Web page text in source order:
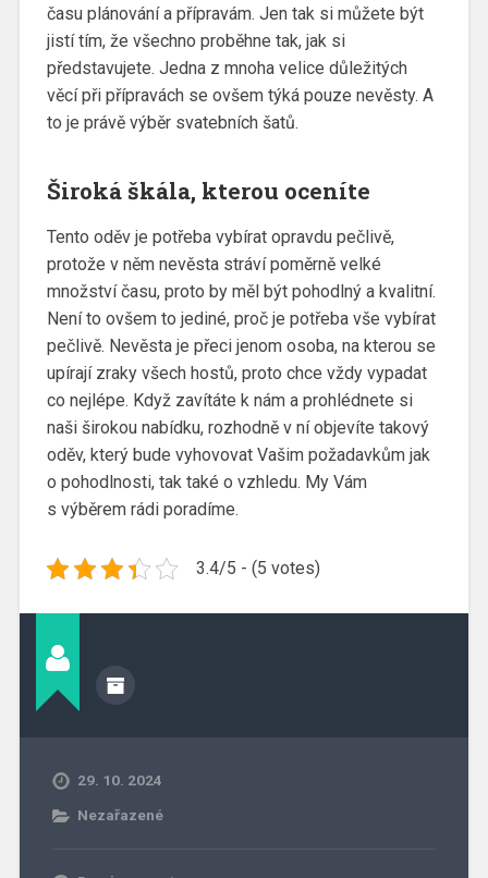
času plánování a přípravám. Jen tak si můžete být
jistí tím, že všechno proběhne tak, jak si
představujete. Jedna z mnoha velice důležitých
věcí při přípravách se ovšem týká pouze nevěsty. A
to je právě výběr svatebních šatů.
Široká škála, kterou oceníte
Tento oděv je potřeba vybírat opravdu pečlivě,
protože v něm nevěsta stráví poměrně velké
množství času, proto by měl být pohodlný a kvalitní.
Není to ovšem to jediné, proč je potřeba vše vybírat
pečlivě. Nevěsta je přeci jenom osoba, na kterou se
upírají zraky všech hostů, proto chce vždy vypadat
co nejlépe. Když zavítáte k nám a prohlédnete si
naši širokou nabídku, rozhodně v ní objevíte takový
oděv, který bude vyhovovat Vašim požadavkům jak
o pohodlnosti, tak také o vzhledu. My Vám
s výběrem rádi poradíme.
3.4/5 - (5 votes)
29. 10. 2024
Nezařazené